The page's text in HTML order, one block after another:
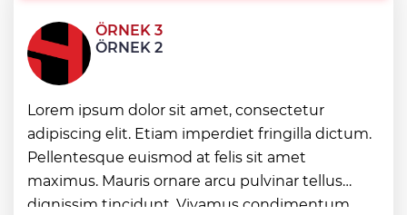
Böbrekleri sessizce tehdit eden üç
hastalık
Avcılar açıklarında tekne arızası 6 kişi
kurtarıldı
“Zorba” Balesi Hierapolis’te sahnelendi
ÖRNEK 3
ÖRNEK 2
Lorem ipsum dolor sit amet, consectetur
adipiscing elit. Etiam imperdiet fringilla dictum.
Pellentesque euismod at felis sit amet
maximus. Mauris ornare arcu pulvinar tellus
dignissim tincidunt. Vivamus condimentum